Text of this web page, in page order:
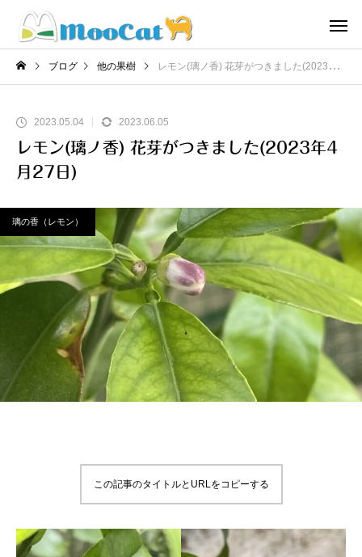
ブログ 他の果樹 レモン(璃ノ香) 花芽がつきました(2023年4月27日)
2023.05.04 2023.06.05
レモン(璃ノ香) 花芽がつきました(2023年4
月27日)
璃の香（レモン）
この記事のタイトルとURLをコピーする